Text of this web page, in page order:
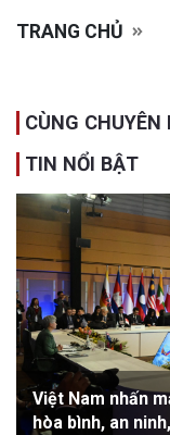
TRANG CHỦ
CÙNG CHUYÊN
TIN NỔI BẬT
Việt Nam nhấn
hòa bình, an